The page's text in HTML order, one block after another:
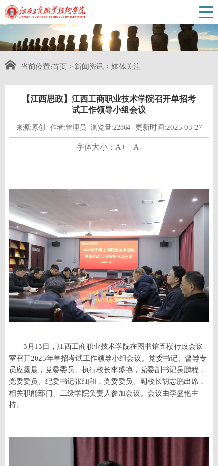
当前位置:首页 > 新闻资讯 > 媒体关注
【江西思政】江西工商职业技术学院召开单招考
试工作领导小组会议
来源:原创 作者:管理员 浏览量:22864 更新时间:2025-03-27
字体大小： A+ A-
3月13日，江西工商职业技术学院在图书馆五楼行政会议
室召开2025年单招考试工作领导小组会议。党委书记、督导专
员应露晨，党委委员、执行校长李盛艳，党委副书记吴鹏程，
党委委员、纪委书记张细和，党委委员、副校长胡志鹏出席，
相关职能部门、二级学院负责人参加会议。会议由李盛艳主
持。